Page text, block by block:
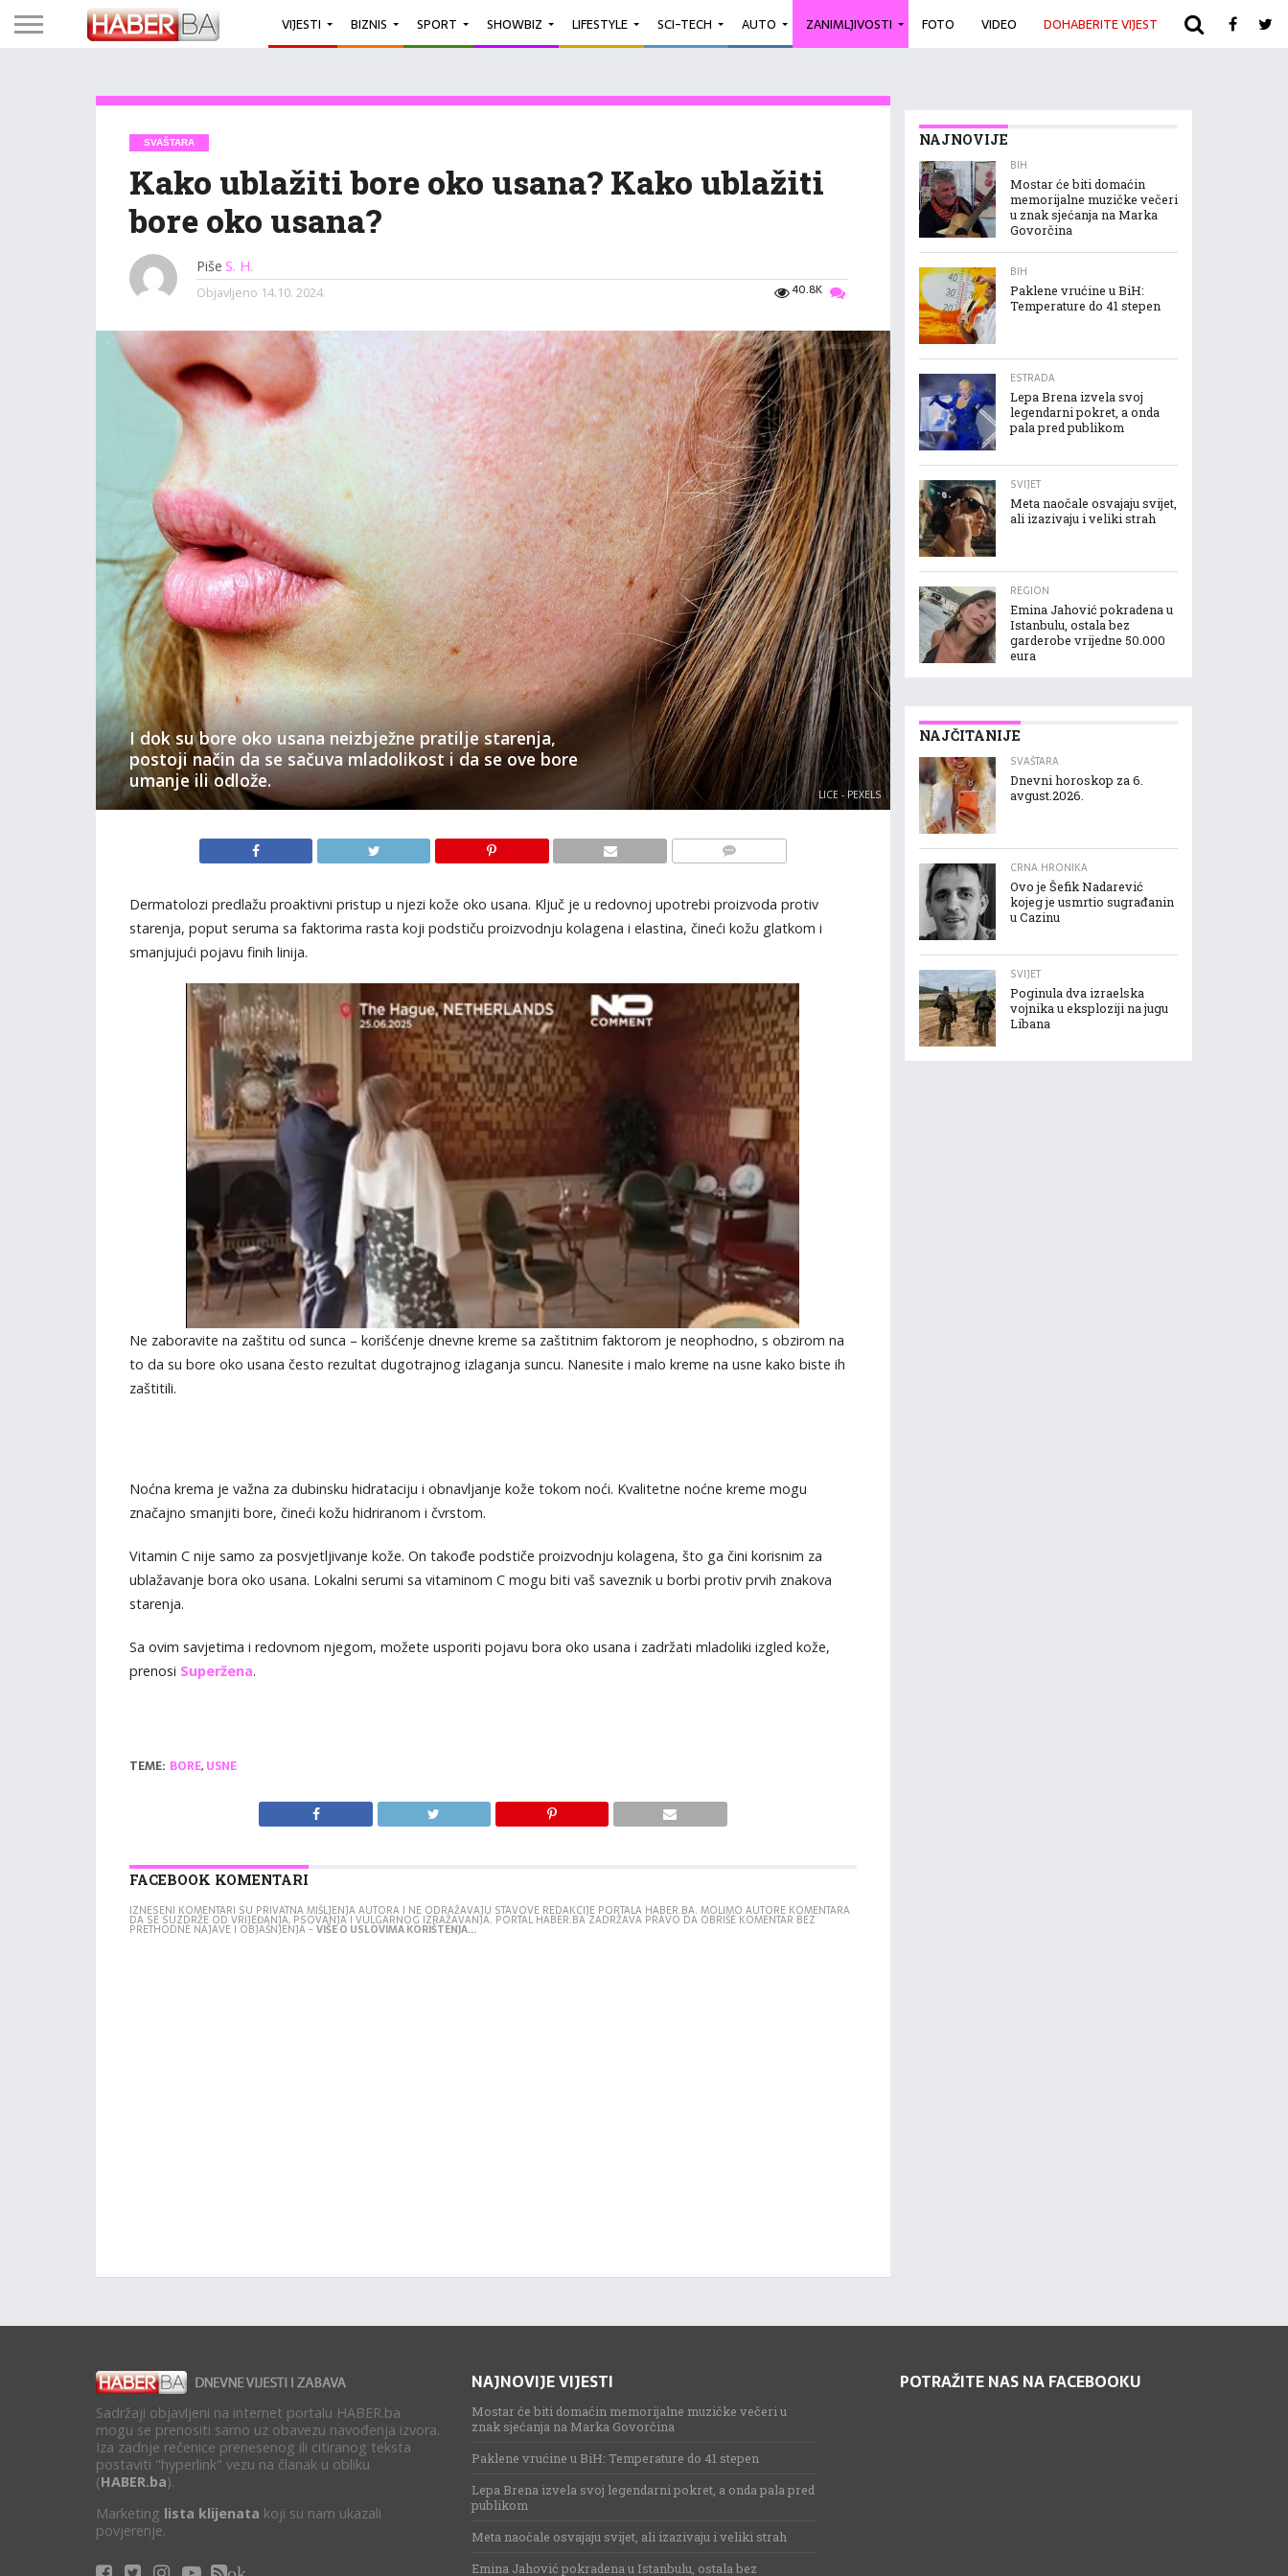
VIJESTI BIZNIS SPORT SHOWBIZ LIFESTYLE SCI-TECH AUTO ZANIMLJIVOSTI FOTO VIDEO DOHABERITE VIJEST ARHIVA
SVAŠTARA
Kako ublažiti bore oko usana? Kako ublažiti
bore oko usana?
Piše S. H.
40.8K
Objavljeno 14.10. 2024.
I dok su bore oko usana neizbježne pratilje starenja,
postoji način da se sačuva mladolikost i da se ove bore
umanje ili odlože.
LICE - PEXELS
Dermatolozi predlažu proaktivni pristup u njezi kože oko usana. Ključ je u redovnoj upotrebi proizvoda protiv
starenja, poput seruma sa faktorima rasta koji podstiču proizvodnju kolagena i elastina, čineći kožu glatkom i
smanjujući pojavu finih linija.
Ne zaboravite na zaštitu od sunca – korišćenje dnevne kreme sa zaštitnim faktorom je neophodno, s obzirom na
to da su bore oko usana često rezultat dugotrajnog izlaganja suncu. Nanesite i malo kreme na usne kako biste ih
zaštitili.
Noćna krema je važna za dubinsku hidrataciju i obnavljanje kože tokom noći. Kvalitetne noćne kreme mogu
značajno smanjiti bore, čineći kožu hidriranom i čvrstom.
Vitamin C nije samo za posvjetljivanje kože. On takođe podstiče proizvodnju kolagena, što ga čini korisnim za
ublažavanje bora oko usana. Lokalni serumi sa vitaminom C mogu biti vaš saveznik u borbi protiv prvih znakova
starenja.
Sa ovim savjetima i redovnom njegom, možete usporiti pojavu bora oko usana i zadržati mladoliki izgled kože,
prenosi Superžena.
TEME: BORE, USNE
FACEBOOK KOMENTARI
IZNESENI KOMENTARI SU PRIVATNA MIŠLJENJA AUTORA I NE ODRAŽAVAJU STAVOVE REDAKCIJE PORTALA HABER.BA. MOLIMO AUTORE KOMENTARA
DA SE SUZDRŽE OD VRIJEĐANJA, PSOVANJA I VULGARNOG IZRAŽAVANJA. PORTAL HABER.BA ZADRŽAVA PRAVO DA OBRIŠE KOMENTAR BEZ
PRETHODNE NAJAVE I OBJAŠNJENJA -VIŠE O USLOVIMA KORIŠTENJA...
NAJNOVIJE
BIH
Mostar će biti domaćin
memorijalne muzičke večeri
u znak sjećanja na Marka
Govorčina
BIH
Paklene vrućine u BiH:
Temperature do 41 stepen
ESTRADA
Lepa Brena izvela svoj
legendarni pokret, a onda
pala pred publikom
SVIJET
Meta naočale osvajaju svijet,
ali izazivaju i veliki strah
REGION
Emina Jahović pokradena u
Istanbulu, ostala bez
garderobe vrijedne 50.000
eura
NAJČITANIJE
SVAŠTARA
Dnevni horoskop za 6.
avgust.2026.
CRNA HRONIKA
Ovo je Šefik Nadarević
kojeg je usmrtio sugrađanin
u Cazinu
SVIJET
Poginula dva izraelska
vojnika u eksploziji na jugu
Libana
Sadržaji objavljeni na internet portalu HABER.ba
mogu se prenositi samo uz obavezu navođenja izvora.
Iza zadnje rečenice prenesenog ili citiranog teksta
postaviti "hyperlink" vezu na članak u obliku
(HABER.ba).
Marketing lista klijenata koji su nam ukazali
povjerenje.
NAJNOVIJE VIJESTI
Mostar će biti domaćin memorijalne muzičke večeri u
znak sjećanja na Marka Govorčina
Paklene vrućine u BiH: Temperature do 41 stepen
Lepa Brena izvela svoj legendarni pokret, a onda pala pred
publikom
Meta naočale osvajaju svijet, ali izazivaju i veliki strah
Emina Jahović pokradena u Istanbulu, ostala bez
POTRAŽITE NAS NA FACEBOOKU